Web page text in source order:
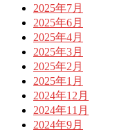
2025年7月
2025年6月
2025年4月
2025年3月
2025年2月
2025年1月
2024年12月
2024年11月
2024年9月